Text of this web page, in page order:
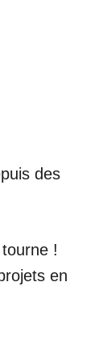
des
!
en